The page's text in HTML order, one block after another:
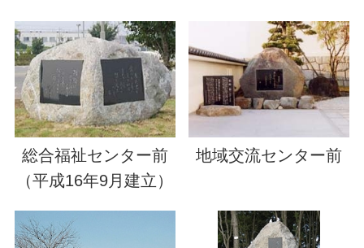
総合福祉センター前
（平成16年9月建立）
地域交流センター前